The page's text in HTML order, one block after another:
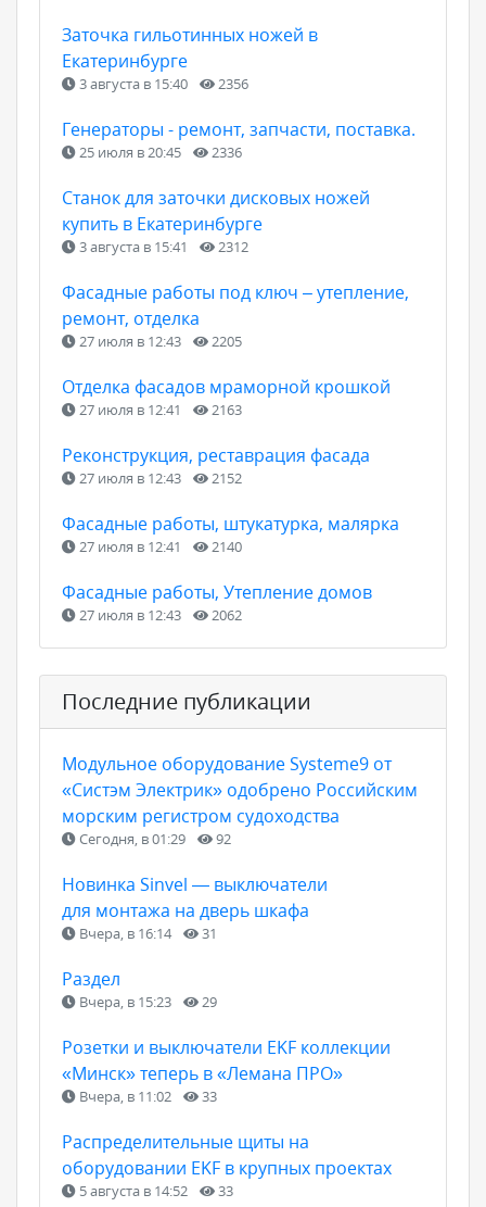
Заточка гильотинных ножей в
Екатеринбурге
3 августа в 15:40 2356
Генераторы - ремонт, запчасти, поставка.
25 июля в 20:45 2336
Станок для заточки дисковых ножей
купить в Екатеринбурге
3 августа в 15:41 2312
Фасадные работы под ключ – утепление,
ремонт, отделка
27 июля в 12:43 2205
Отделка фасадов мраморной крошкой
27 июля в 12:41 2163
Реконструкция, реставрация фасада
27 июля в 12:43 2152
Фасадные работы, штукатурка, малярка
27 июля в 12:41 2140
Фасадные работы, Утепление домов
27 июля в 12:43 2062
Последние публикации
Модульное оборудование Systeme9 от
«Систэм Электрик» одобрено Российским
морским регистром судоходства
Сегодня, в 01:29 92
Новинка Sinvel — выключатели
для монтажа на дверь шкафа
Вчера, в 16:14 31
Раздел
Вчера, в 15:23 29
Розетки и выключатели EKF коллекции
«Минск» теперь в «Лемана ПРО»
Вчера, в 11:02 33
Распределительные щиты на
оборудовании EKF в крупных проектах
5 августа в 14:52 33